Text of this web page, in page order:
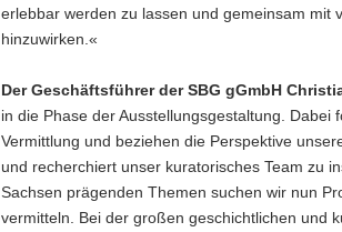
erlebbar werden zu lassen und gemeinsam mit
hinzuwirken.«
Der Geschäftsführer der SBG gGmbH
in die Phase der Ausstellungsgestaltung. Dabei
Vermittlung und beziehen die Perspektive
und recherchiert unser kuratorisches Team zu
Sachsen prägenden Themen suchen wir nun
vermitteln. Bei der großen geschichtlichen und